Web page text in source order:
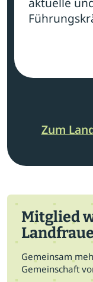
Zum
Mitglied
Gemeinsam
Gemeinschaft